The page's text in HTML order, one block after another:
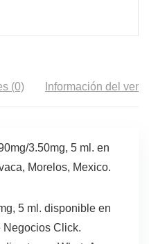
(0) Información del
3.50mg, 5 ml. en
Morelos, Mexico.
5 ml. disponible en
Negocios Click.